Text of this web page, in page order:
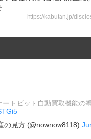
https://kabutan.jp/
トビット自動買取機能の
の見方 (@nownow8118)